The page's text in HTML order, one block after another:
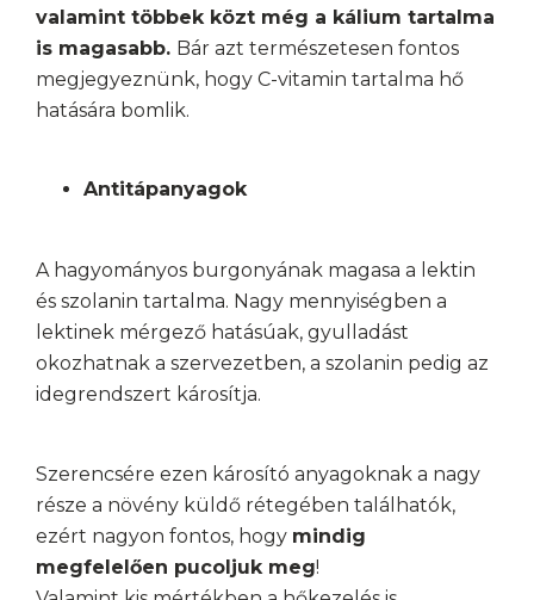
valamint többek közt még a kálium tartalma
is magasabb. Bár azt természetesen fontos
megjegyeznünk, hogy C-vitamin tartalma hő
hatására bomlik.
Antitápanyagok
A hagyományos burgonyának magasa a lektin
és szolanin tartalma. Nagy mennyiségben a
lektinek mérgező hatásúak, gyulladást
okozhatnak a szervezetben, a szolanin pedig az
idegrendszert károsítja.
Szerencsére ezen károsító anyagoknak a nagy
része a növény küldő rétegében találhatók,
ezért nagyon fontos, hogy mindig
megfelelően pucoljuk meg!